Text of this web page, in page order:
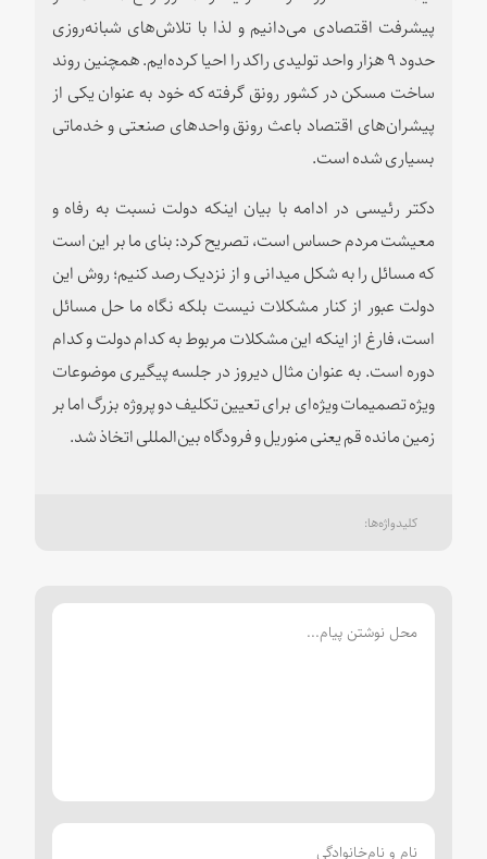
پیشرفت اقتصادی می‌دانیم و لذا با تلاش‌های شبانه‌روزی
حدود ۹ هزار واحد تولیدی راکد را احیا کرده‌ایم. همچنین روند
ساخت مسکن در کشور رونق گرفته که خود به عنوان یکی از
پیشران‌های اقتصاد باعث رونق واحدهای صنعتی و خدماتی
بسیاری شده است.
دکتر رئیسی در ادامه با بیان اینکه دولت نسبت به رفاه و
معیشت مردم حساس است، تصریح کرد: بنای ما بر این است
که مسائل را به شکل میدانی و از نزدیک رصد کنیم؛ روش این
دولت عبور از کنار مشکلات نیست بلکه نگاه ما حل مسائل
است، فارغ از اینکه این مشکلات مربوط به کدام دولت و کدام
دوره است. به عنوان مثال دیروز در جلسه پیگیری موضوعات
ویژه تصمیمات ویژه‌ای برای تعیین تکلیف دو پروژه بزرگ اما بر
زمین مانده قم یعنی منوریل و فرودگاه بین‌المللی اتخاذ شد.